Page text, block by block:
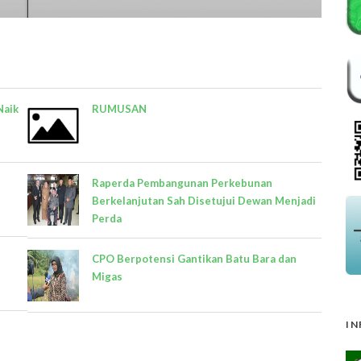
RUMUSAN
Raperda Pembangunan Perkebunan
Berkelanjutan Sah Disetujui Dewan Menjadi
Perda
CPO Berpotensi Gantikan Batu Bara dan
Migas